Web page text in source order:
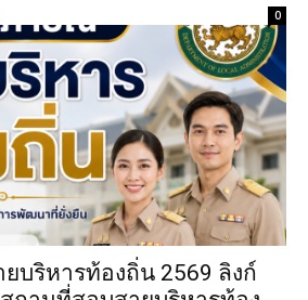
0
บริหารท้องถิ่น 2569 ลิงก์